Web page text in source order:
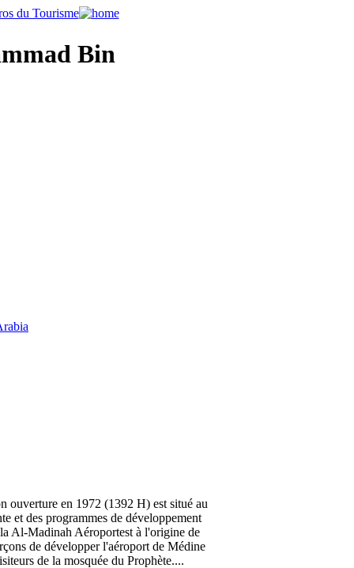
Bin
en 1972 (1392 H) est situé au
et des programmes de développement
Al-Madinah Aéroportest à l'origine de
de développer l'aéroport de Médine
de la mosquée du Prophète....